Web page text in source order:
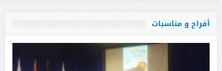
أفراح و مناسبات